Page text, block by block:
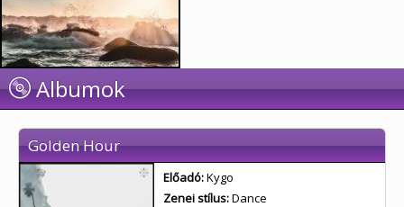
Albumok
Golden Hour
Előadó:Kygo
Zenei stílus:Dance